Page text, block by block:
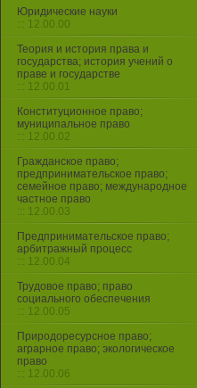
Юридические науки
::: 12.00.00
Теория и история права и
государства; история учений о
праве и государстве
::: 12.00.01
Конституционное право;
муниципальное право
::: 12.00.02
Гражданское право;
предпринимательское право;
семейное право; международное
частное право
::: 12.00.03
Предпринимательское право;
арбитражный процесс
::: 12.00.04
Трудовое право; право
социального обеспечения
::: 12.00.05
Природоресурсное право;
аграрное право; экологическое
право
::: 12.00.06